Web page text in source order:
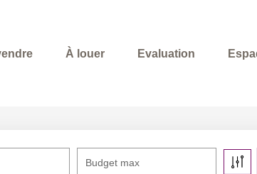
À louer Evaluation
Budget max